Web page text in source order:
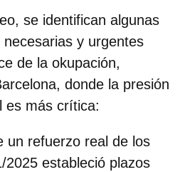
, se identifican algunas
necesarias y urgentes
de la okupación,
donde la presión
es más crítica:
un refuerzo real de los
2025 estableció plazos